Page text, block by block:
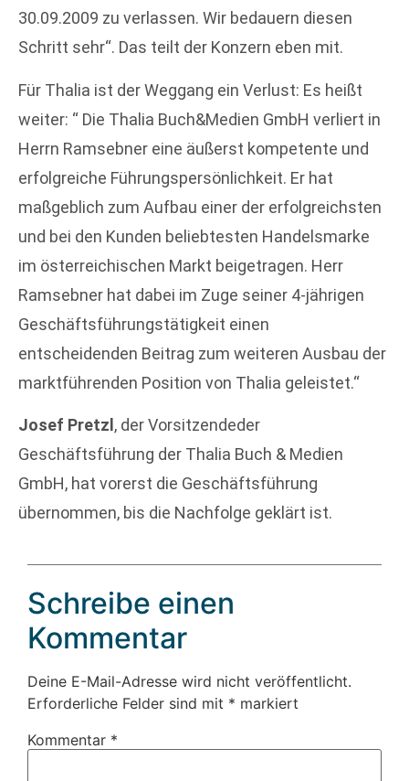
30.09.2009 zu verlassen. Wir bedauern diesen
Schritt sehr“. Das teilt der Konzern eben mit.
Für Thalia ist der Weggang ein Verlust: Es heißt
weiter: “ Die Thalia Buch&Medien GmbH verliert in
Herrn Ramsebner eine äußerst kompetente und
erfolgreiche Führungspersönlichkeit. Er hat
maßgeblich zum Aufbau einer der erfolgreichsten
und bei den Kunden beliebtesten Handelsmarke
im österreichischen Markt beigetragen. Herr
Ramsebner hat dabei im Zuge seiner 4-jährigen
Geschäftsführungstätigkeit einen
entscheidenden Beitrag zum weiteren Ausbau der
marktführenden Position von Thalia geleistet.“
Josef Pretzl , der Vorsitzendeder
Geschäftsführung der Thalia Buch & Medien
GmbH, hat vorerst die Geschäftsführung
übernommen, bis die Nachfolge geklärt ist.
Schreibe einen
Kommentar
Deine E-Mail-Adresse wird nicht veröffentlicht.
Erforderliche Felder sind mit * markiert
Kommentar *